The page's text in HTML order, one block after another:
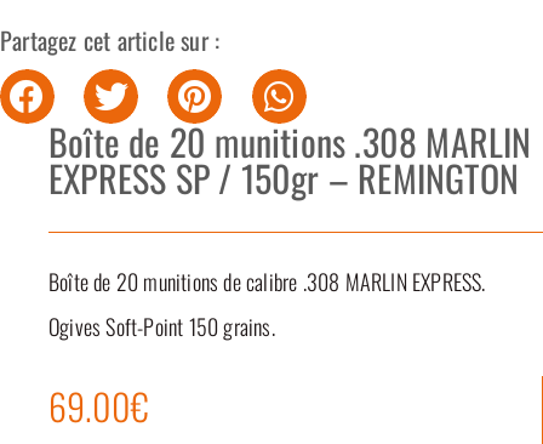
Partagez cet article sur :
Boîte de 20 munitions .308 MARLIN
EXPRESS SP / 150gr – REMINGTON
Boîte de 20 munitions de calibre .308 MARLIN EXPRESS.
Ogives Soft-Point 150 grains.
69.00€